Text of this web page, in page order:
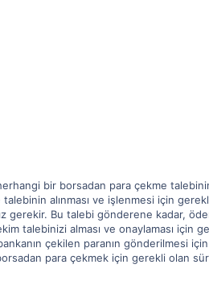
bir borsadan para çekme
alınması ve işlenmesi için
gerekir. Bu talebi gönderene kadar,
talebinizi alması ve onaylaması için
bankanın çekilen paranın
para çekmek için gerekli olan